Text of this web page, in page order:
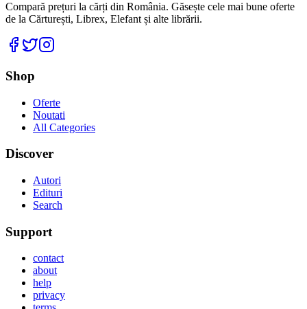
Compară prețuri la cărți din România. Găsește cele mai bune oferte
de la Cărturești, Librex, Elefant și alte librării.
Facebook
Twitter
Shop
Oferte
Noutati
All Categories
Discover
Autori
Edituri
Search
Support
contact
about
help
privacy